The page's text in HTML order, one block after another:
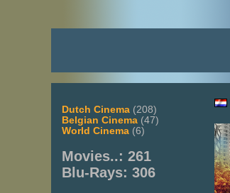
Dutch Cinema (208)
Belgian Cinema (47)
World Cinema (6)
Movies..: 261
Blu-Rays: 306